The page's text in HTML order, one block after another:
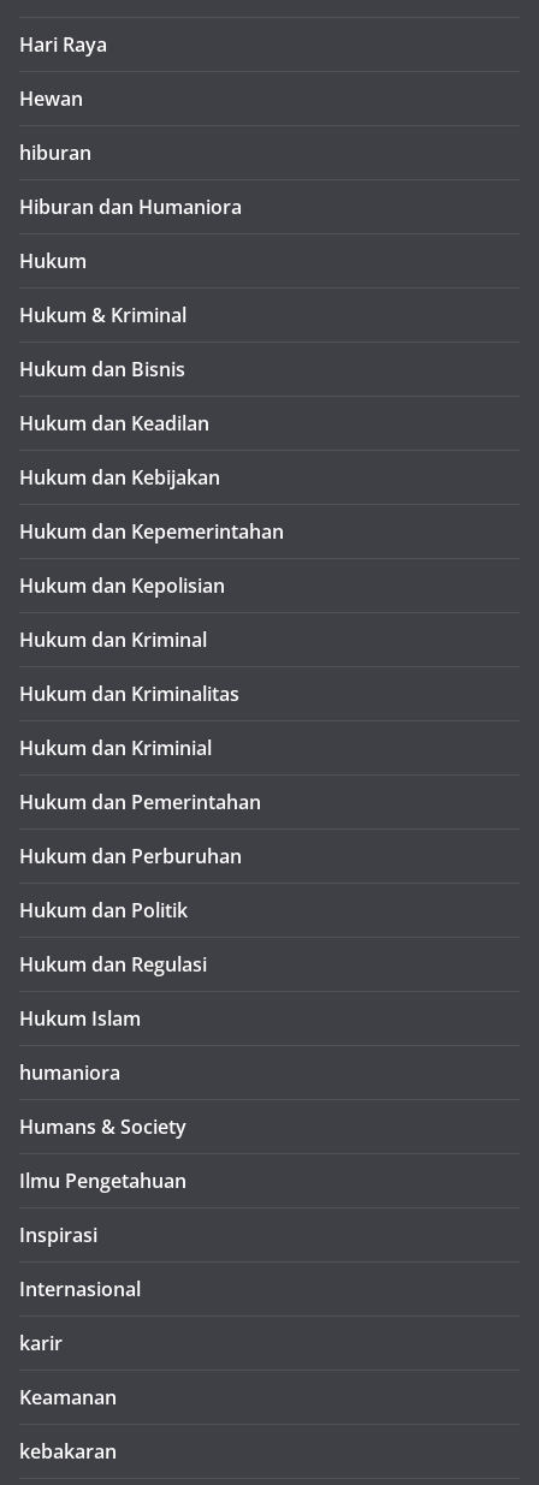
Hari Raya
Hewan
hiburan
Hiburan dan Humaniora
Hukum
Hukum & Kriminal
Hukum dan Bisnis
Hukum dan Keadilan
Hukum dan Kebijakan
Hukum dan Kepemerintahan
Hukum dan Kepolisian
Hukum dan Kriminal
Hukum dan Kriminalitas
Hukum dan Kriminial
Hukum dan Pemerintahan
Hukum dan Perburuhan
Hukum dan Politik
Hukum dan Regulasi
Hukum Islam
humaniora
Humans & Society
Ilmu Pengetahuan
Inspirasi
Internasional
karir
Keamanan
kebakaran